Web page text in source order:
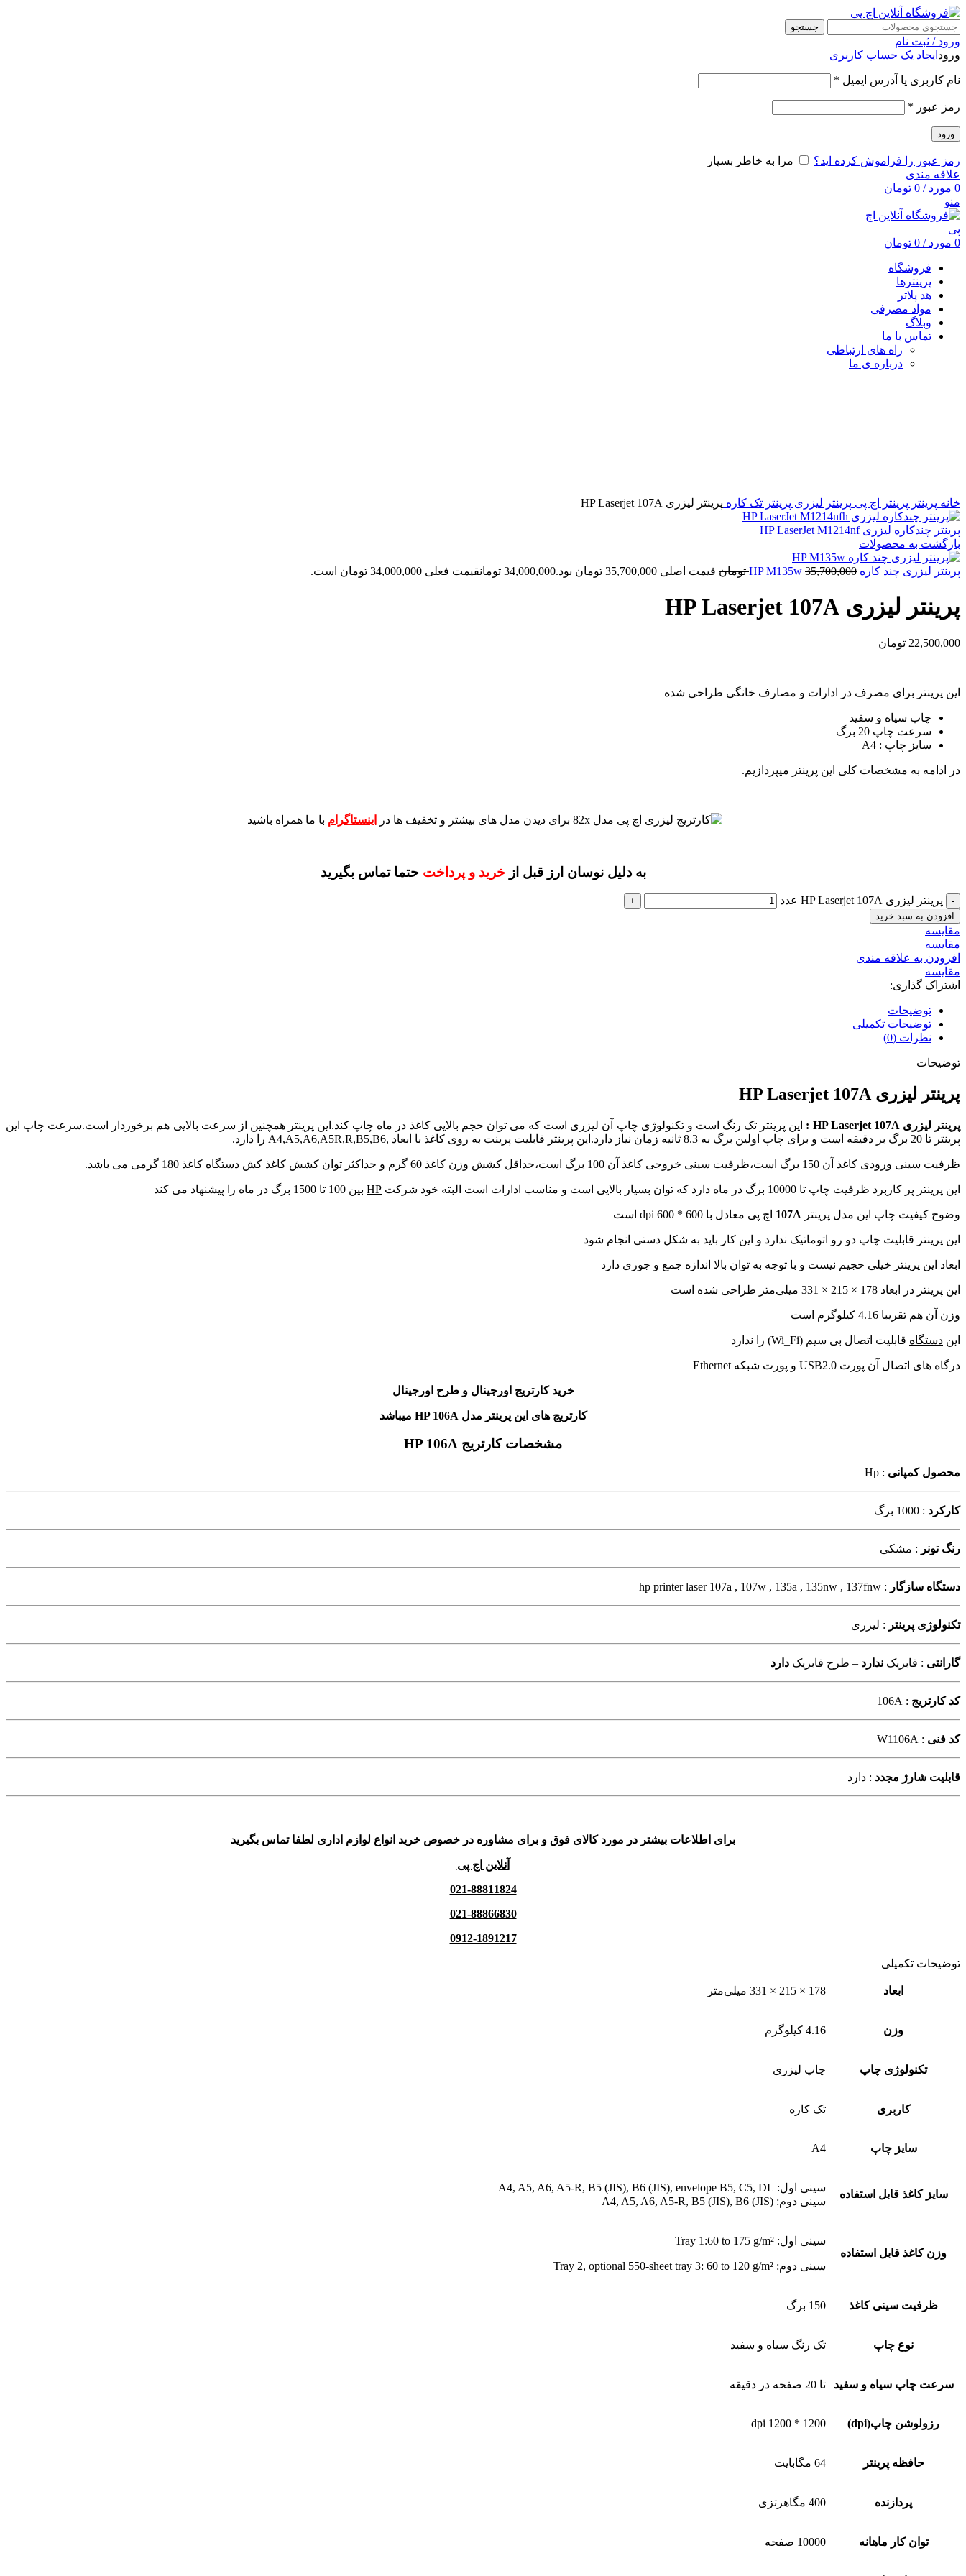
جستجو
ورود / ثبت نام
ورود ایجاد یک حساب کاربری
نام کاربری یا آدرس ایمیل *
رمز عبور *
ورود
رمز عبور را فراموش کرده اید؟
مرا به خاطر بسپار
علاقه مندی
0 مورد /
0 تومان
منو
0 مورد /
0 تومان
فروشگاه
پرینترها
هد پلاتر
مواد مصرفی
وبلاگ
تماس با ما
راه های ارتباطی
درباره ی ما
خانه پرینتر پرینتر اچ پی پرینتر لیزری پرینتر تک کاره پرینتر لیزری HP Laserjet 107A
پرینتر چندکاره لیزری HP LaserJet M1214nf
بازگشت به محصولات
پرینتر لیزری چند کاره HP M135w 35,700,000 تومان قیمت اصلی 35,700,000 تومان بود. 34,000,000 تومانقیمت فعلی 34,000,000 تومان است.
پرینتر لیزری HP Laserjet 107A
22,500,000 تومان
این پرینتر برای مصرف در ادارات و مصارف خانگی طراحی شده
چاپ سیاه و سفید
سرعت چاپ 20 برگ
سایز چاپ : A4
در ادامه به مشخصات کلی این پرینتر میپردازیم.
برای دیدن مدل های بیشتر و تخفیف ها در اینستاگرام با ما همراه باشید
به دلیل نوسان ارز قبل از خرید و پرداختحتما تماس بگیرید
پرینتر لیزری HP Laserjet 107A عدد
افزودن به سبد خرید
مقايسه
مقایسه
افزودن به علاقه مندی
مقایسه
اشتراک گذاری:
توضیحات
توضیحات تکمیلی
نظرات (0)
توضیحات
پرینتر لیزری HP Laserjet 107A
پرینتر لیزری HP Laserjet 107A :
این پرینتر تک رنگ است و تکنولوژی چاپ آن لیزری است که می توان حجم بالایی کاغذ در ماه چاپ کند.این پرینتر همچنین از سرعت بالایی هم برخوردار است.سرعت چاپ این
پرینتر تا 20 برگ بر دقیقه است و برای چاپ اولین برگ به 8.3 ثانیه زمان نیاز دارد.این پرینتر قابلیت پرینت به روی کاغذ با ابعاد ,A4,A5,A6,A5R,R,B5,B6 را دارد.
ظرفیت سینی ورودی کاغذ آن 150 برگ است،ظرفیت سینی خروجی کاغذ آن 100 برگ است،حداقل کشش وزن کاغذ 60 گرم و حداکثر توان کشش کاغذ کش دستگاه کاغذ 180 گرمی می باشد.
این پرینتر پر کاربرد ظرفیت چاپ تا 10000 برگ در ماه دارد که توان بسیار بالایی است و مناسب ادارات است البته خود شرکت HP بین 100 تا 1500 برگ در ماه را پیشنهاد می کند
وضوح کیفیت چاپ این مدل پرینتر 107A اچ پی معادل با 600 * 600 dpi است
این پرینتر قابلیت چاپ دو رو اتوماتیک ندارد و این کار باید به شکل دستی انجام شود
ابعاد این پرینتر خیلی حجیم نیست و با توجه به توان بالا اندازه جمع و جوری دارد
این پرینتر در ابعاد 178 × 215 × 331 میلی‌متر طراحی شده است
وزن آن هم تقریبا 4.16 کیلوگرم است
این دستگاه قابلیت اتصال بی سیم (Wi_Fi) را ندارد
درگاه های اتصال آن پورت USB2.0 و پورت شبکه Ethernet
خرید کارتریج اورجینال و طرح اورجینال
کارتریج های این پرینتر مدل HP 106A میباشد
مشخصات کارتریج HP 106A
محصول کمپانی : Hp
کارکرد : 1000 برگ
رنگ تونر : مشکی
دستگاه سازگار : hp printer laser 107a , 107w , 135a , 135nw , 137fnw
تکنولوژی پرینتر : لیزری
گارانتی : فابریک ندارد – طرح فابریک دارد
کد کارتریج : 106A
کد فنی : W1106A
قابلیت شارژ مجدد : دارد
برای اطلاعات بیشتر در مورد کالای فوق و برای مشاوره در خصوص خرید انواع لوازم اداری لطفا تماس بگیرید
آنلاین اچ پی
021-88811824
021-88866830
0912-1891217
توضیحات تکمیلی
ابعاد 178 × 215 × 331 میلی‌متر
وزن 4.16 کیلوگرم
تکنولوژی چاپ چاپ لیزری
کاربری تک کاره
سایز چاپ A4
سایز کاغذ قابل استفاده
سینی اول: A4, A5, A6, A5-R, B5 (JIS), B6 (JIS), envelope B5, C5, DL
سینی دوم: A4, A5, A6, A5-R, B5 (JIS), B6 (JIS)
وزن کاغذ قابل استفاده
سینی اول: Tray 1:60 to 175 g/m²
سینی دوم: Tray 2, optional 550-sheet tray 3: 60 to 120 g/m²
ظرفیت سینی کاغذ 150 برگ
نوع چاپ تک رنگ سیاه و سفید
سرعت چاپ سیاه و سفید تا 20 صفحه در دقیقه
رزولوشن چاپ(dpi) 1200 * 1200 dpi
حافظه پرینتر 64 مگابایت
پردازنده 400 مگاهرتزی
توان کار ماهانه 10000 صفحه